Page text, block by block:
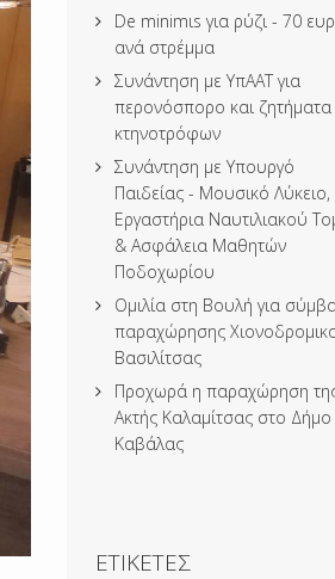
De minimιs για ρύζι - 70
ανά στρέμμα
Συνάντηση με ΥπΑΑΤ για
περονόσπορο και ζητήματα
κτηνοτρόφων
Συνάντηση με Υπουργό
Παιδείας - Μουσικό Λύκειο,
Εργαστήρια Ναυτιλιακού
& Ασφάλεια Μαθητών
Ποδοχωρίου
Ομιλία στη Βουλή για
παραχώρησης
Βασιλίτσας
Προχωρά η παραχώρηση
Ακτής Καλαμίτσας στο Δήμο
Καβάλας
ΕΤΙΚΈΤΕΣ